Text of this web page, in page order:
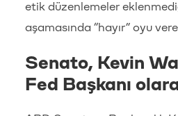
etik düzenlemeler
aşamasında “hayır” oyu
Senato, Kevin
Fed Başkanı